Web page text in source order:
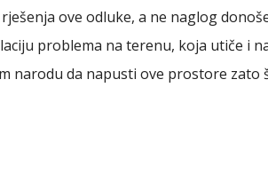
ove odluke, a ne naglog
problema na terenu, koja utiče i
narodu da napusti ove prostore zato